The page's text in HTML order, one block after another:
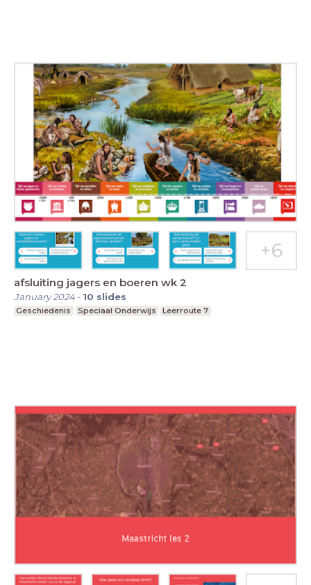
afsluiting jagers en boeren wk 2
January 2024- 10 slides
Geschiedenis Speciaal Onderwijs Leerroute 7